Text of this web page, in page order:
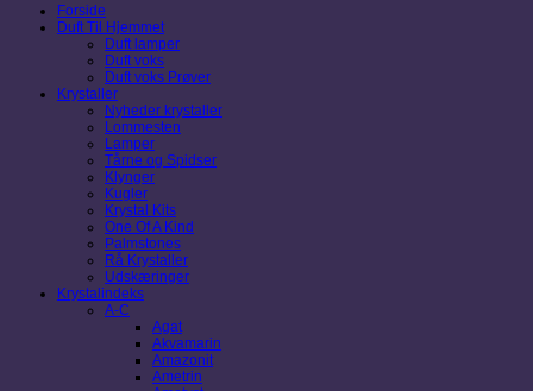
Forside
Duft Til Hjemmet
Duft lamper
Duft voks
Duft voks Prøver
Krystaller
Nyheder krystaller
Lommesten
Lamper
Tårne og Spidser
Klynger
Kugler
Krystal Kits
One Of A Kind
Palmstones
Rå Krystaller
Udskæringer
Krystalindeks
A-C
Agat
Akvamarin
Amazonit
Ametrin